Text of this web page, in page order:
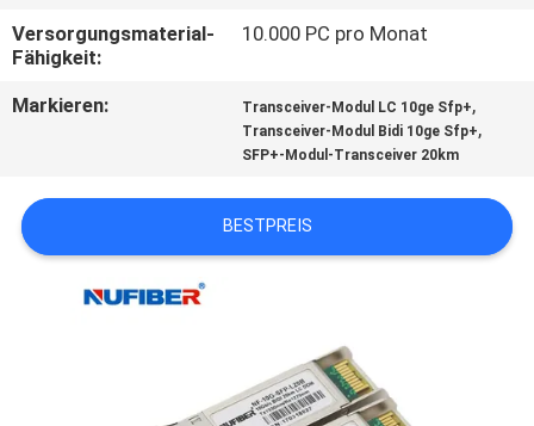
VERBINDUNG
FORDERN
SIE
Versorgungsmaterial-
Fähigkeit:
10.000 PC pro Monat
Markieren: Transceiver-Modul LC 10ge Sfp+,
Transceiver-Modul Bidi 10ge Sfp+,
SFP+-Modul-Transceiver 20km
BESTPREIS